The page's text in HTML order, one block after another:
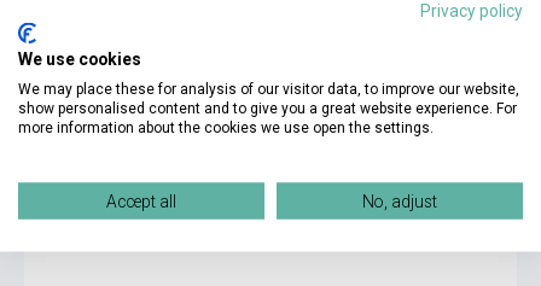
8 990 Ft
Boltunkban pillanatnyilag nem kapható, várható beszerzési idő két-
három hét
Privacy policy
We use cookies
We may place these for analysis of our visitor data, to improve our website,
show personalised content and to give you a great website experience. For
more information about the cookies we use open the settings.
Accept all No, adjust